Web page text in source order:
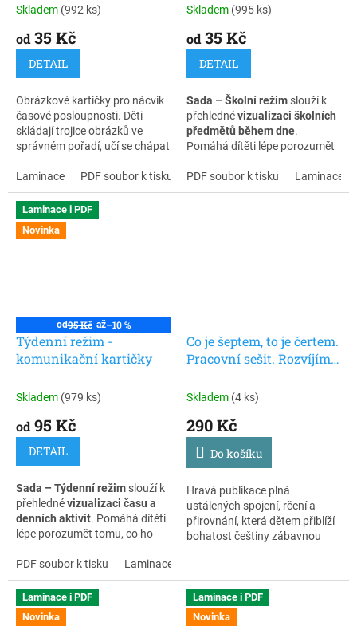
Skladem (992 ks)
od 35 Kč
DETAIL
Obrázkové kartičky pro nácvik
časové posloupnosti. Děti
skládají trojice obrázků ve
správném pořadí, učí se chápat
porozumění řeči i vyjadřovací
schopnosti.
Laminace PDF soubor k tisku
Skladem (995 ks)
od 35 Kč
DETAIL
Sada – Školní režim slouží k
přehlednévizualizaci školních
předmětů během dne.
Pomáhá dítěti lépe porozumět
škole čekají, a objasňuje
verbální informace spojené s
PDF soubor k tisku Laminace +
Laminace i PDF
Novinka
od95 Kč až–10 %
Týdenní režim -
komunikační kartičky
Skladem (979 ks)
od 95 Kč
DETAIL
Sada – Týdenní režim slouží k
přehlednévizualizaci času a
denních aktivit. Pomáhá dítěti
lépe porozumět tomu, co ho
nahrazuje nebo doplňuje
verbální
vysvětlování.Laminované
komunikační kartičky určené
na sestavení týdenního režimu.
PDF soubor k tisku Laminace + zip
Co je šeptem, to je čertem.
Pracovní sešit. Rozvíjíme
slovních spojení
Skladem (4 ks)
290 Kč
Do košíku
Hravá publikace plná
ustálených spojení, rčení a
přirovnání, která dětem přiblíží
bohatost češtiny zábavnou
listů, ideální pro 1. stupeň ZŠ,
učitele i rodiče, kteří chtějí jazyk
rozvíjet jednoduše a s
úsměvem.
Laminace i PDF
Novinka
Laminace i PDF
Novinka